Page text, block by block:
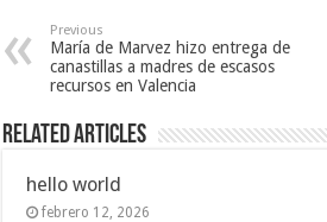
Previous
María de Marvez hizo entrega de
canastillas a madres de escasos
recursos en Valencia
Related Articles
hello world
febrero 12, 2026